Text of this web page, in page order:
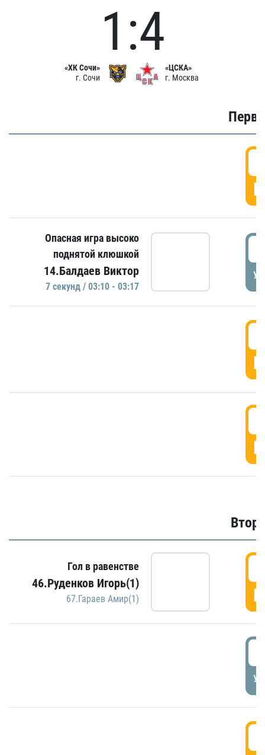
«ХК Сочи»
г. Сочи
1:4
«ЦСКА»
г. Москва
Опасная игра высоко
поднятой клюшкой
14.Балдаев Виктор
7 секунд / 03:10 - 03:17
Гол в равенстве
46.Руденков Игорь(1)
67.Гараев Амир(1)